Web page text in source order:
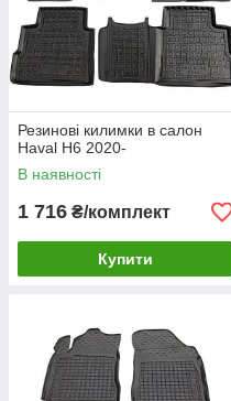
Резинові килимки в салон
Haval H6 2020-
В наявності
1 716 ₴/комплект
Купити